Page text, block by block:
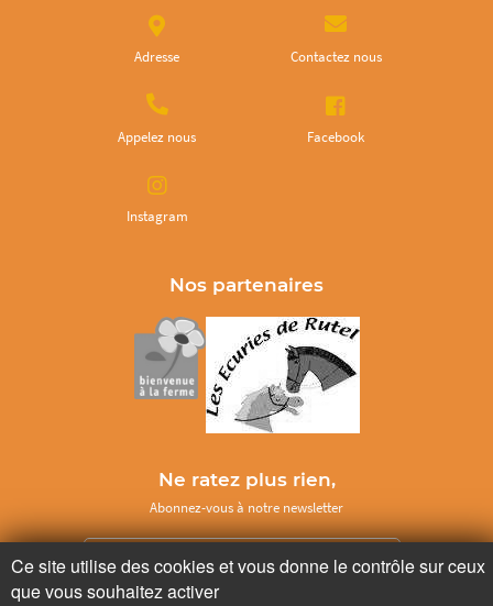
Adresse Contactez nous
Appelez nous Facebook
Instagram
Nos partenaires
Ne ratez plus rien,
Abonnez-vous à notre newsletter
Ce site utilise des cookies et vous donne le contrôle sur ceux
que vous souhaitez activer